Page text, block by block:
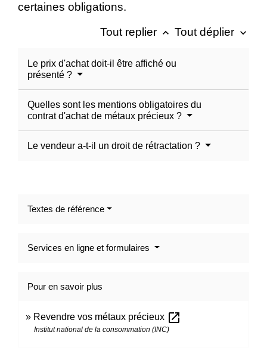
certaines obligations.
Tout replier keyboard_arrow_up Tout déplier keyboard_arrow_down
Le prix d'achat doit-il être affiché ou
présenté ?
Quelles sont les mentions obligatoires du
contrat d'achat de métaux précieux ?
Le vendeur a-t-il un droit de rétractation ?
Textes de référence
Services en ligne et formulaires
Pour en savoir plus
Revendre vos métaux précieux open_in_new
Institut national de la consommation (INC)